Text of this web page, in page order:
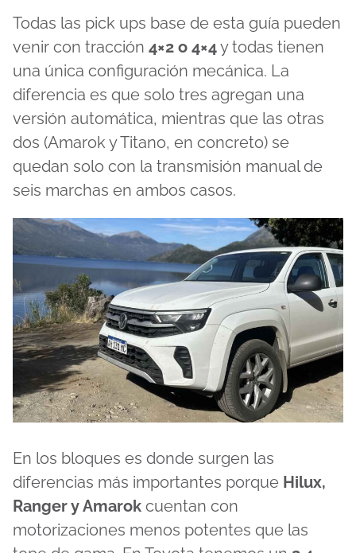
Todas las pick ups base de esta guía pueden
venir con tracción 4×2 o 4×4y todas tienen
una única configuración mecánica. La
diferencia es que solo tres agregan una
versión automática, mientras que las otras
dos (Amarok y Titano, en concreto) se
quedan solo con la transmisión manual de
seis marchas en ambos casos.
En los bloques es donde surgen las
diferencias más importantes porque Hilux,
Ranger y Amarok cuentan con
motorizaciones menos potentes que las